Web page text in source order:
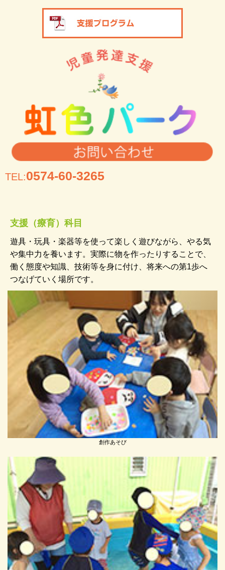
TEL:0574-60-3265
支援（療育）科目
遊具・玩具・楽器等を使って楽しく遊びながら、やる気
や集中力を養います。実際に物を作ったりすることで、
働く態度や知識、技術等を身に付け、将来への第1歩へ
つなげていく場所です。
創作あそび